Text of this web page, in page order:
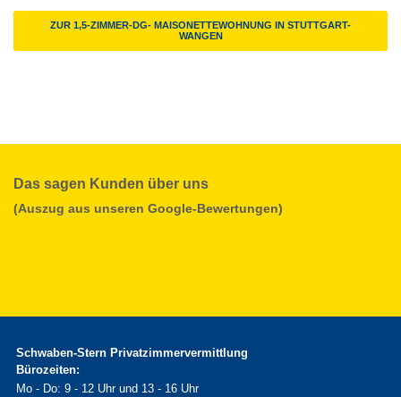
ZUR 1,5-ZIMMER-DG- MAISONETTEWOHNUNG IN STUTTGART-
WANGEN
Das sagen Kunden über uns
(Auszug aus unseren Google-Bewertungen)
Schwaben-Stern Privatzimmervermittlung
Bürozeiten:
Mo - Do: 9 - 12 Uhr und 13 - 16 Uhr